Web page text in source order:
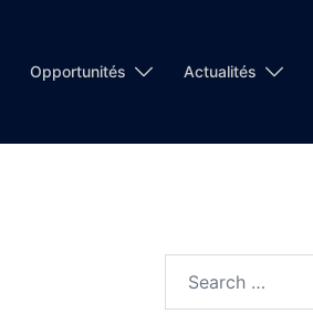
Opportunités Actualités
for: